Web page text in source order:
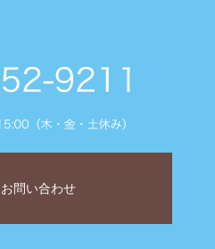
お問い合わせ